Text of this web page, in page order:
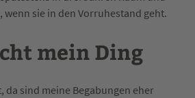
sie in den Vorruhestand geht.
mein Ding
da sind meine Begabungen eher